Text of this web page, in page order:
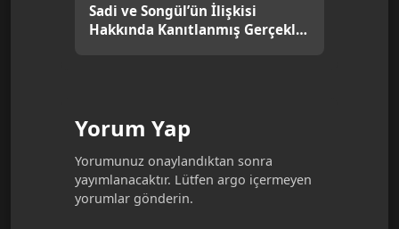
Sadi ve Songül’ün İlişkisi
Hakkında Kanıtlanmış Gerçekler
Yorum Yap
Yorumunuz onaylandıktan sonra
yayımlanacaktır. Lütfen argo içermeyen
yorumlar gönderin.